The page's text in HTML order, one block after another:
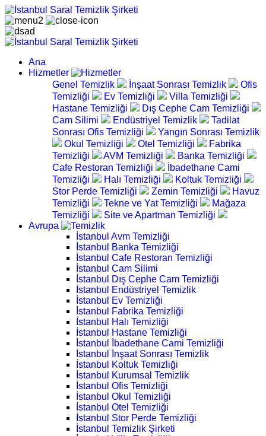
Ana
Hizmetler
Genel Temizlik
İnşaat Sonrası Temizlik
Ofis
Temizliği
Ev Temizliği
Villa Temizliği
Hastane Temizliği
Dış Cephe Cam Temizliği
Cam Silimi
Endüstriyel Temizlik
Tadilat
Sonrası Ofis Temizliği
Yangın Sonrası Temizlik
Okul Temizliği
Otel Temizliği
Fabrika
Temizliği
AVM Temizliği
Banka Temizliği
Cafe Restoran Temizliği
İbadethane Cami
Temizliği
Halı Temizliği
Koltuk Temizliği
Stor Perde Temizliği
Zemin Temizliği
Havuz
Temizliği
Tekne ve Yat Temizliği
Mağaza
Temizliği
Site ve Apartman Temizliği
Avrupa
İstanbul Avm Temizliği
İstanbul Banka Temizliği
İstanbul Cafe Restoran Temizliği
İstanbul Cam Silimi
İstanbul Dış Cephe Cam Temizliği
İstanbul Endüstriyel Temizlik
İstanbul Ev Temizliği
İstanbul Fabrika Temizliği
İstanbul Halı Temizliği
İstanbul Hastane Temizliği
İstanbul İbadethane Cami Temizliği
İstanbul İnşaat Sonrası Temizlik
İstanbul Koltuk Temizliği
İstanbul Kurumsal Temizlik
İstanbul Ofis Temizliği
İstanbul Okul Temizliği
İstanbul Otel Temizliği
İstanbul Stor Perde Temizliği
İstanbul Temizlik Şirketi